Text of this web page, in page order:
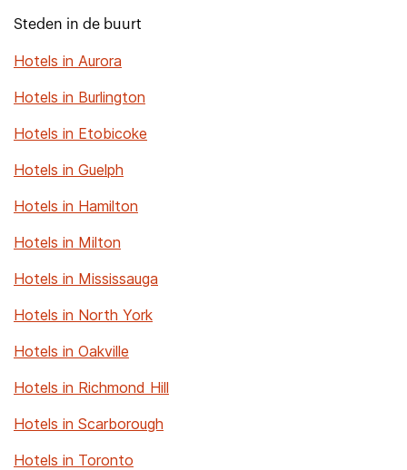
Steden in de buurt
Hotels in Aurora
Hotels in Burlington
Hotels in Etobicoke
Hotels in Guelph
Hotels in Hamilton
Hotels in Milton
Hotels in Mississauga
Hotels in North York
Hotels in Oakville
Hotels in Richmond Hill
Hotels in Scarborough
Hotels in Toronto